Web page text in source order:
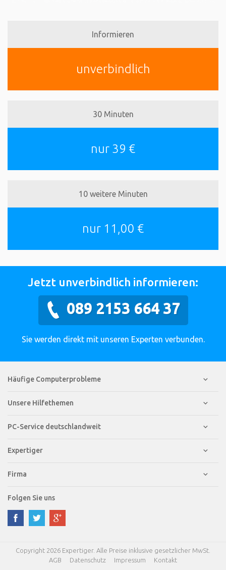
Informieren
unverbindlich
30 Minuten
nur 39 €
10 weitere Minuten
nur 11,00 €
Jetzt unverbindlich informieren:
089 2153 664 37
Sie werden direkt mit unseren Experten verbunden.
Häufige Computerprobleme
Unsere Hilfethemen
PC-Service deutschlandweit
Expertiger
Firma
Folgen Sie uns
Copyright 2026 Expertiger. Alle Preise inklusive gesetzlicher MwSt.
AGB
Datenschutz Impressum Kontakt